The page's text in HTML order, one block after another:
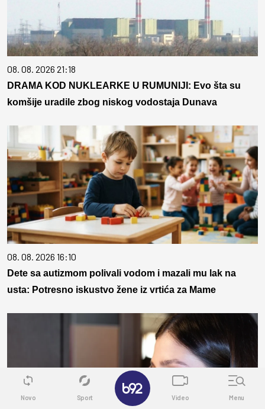
08. 08. 2026 21:18
DRAMA KOD NUKLEARKE U RUMUNIJI: Evo šta su
komšije uradile zbog niskog vodostaja Dunava
08. 08. 2026 16:10
Dete sa autizmom polivali vodom i mazali mu lak na
usta: Potresno iskustvo žene iz vrtića za Mame
Novo Sport Video Menu
✕